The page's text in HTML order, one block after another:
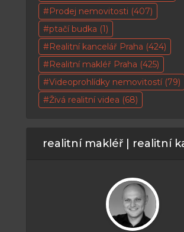
Prodej nemovitosti (407)
ptačí budka (1)
Realitní kancelář Praha (424)
Realitní makléř Praha (425)
Videoprohlídky nemovitostí(79)
Živá realitní videa (68)
realitní makléř | realitní